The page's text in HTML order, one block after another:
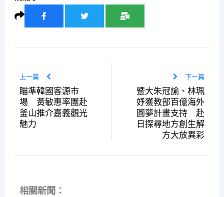
上一篇
瞄準韓國客源市
場 黃敏惠率團赴
釜山推介嘉義觀光
魅力
下一篇
暨大朱冠諭、林珮
妤獲教部百億海外
圓夢計畫支持 赴
日探尋地方創生解
方大放異彩
相關新聞：